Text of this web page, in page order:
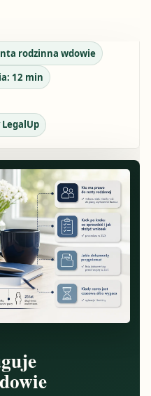
rodzinna wdowie
12 min